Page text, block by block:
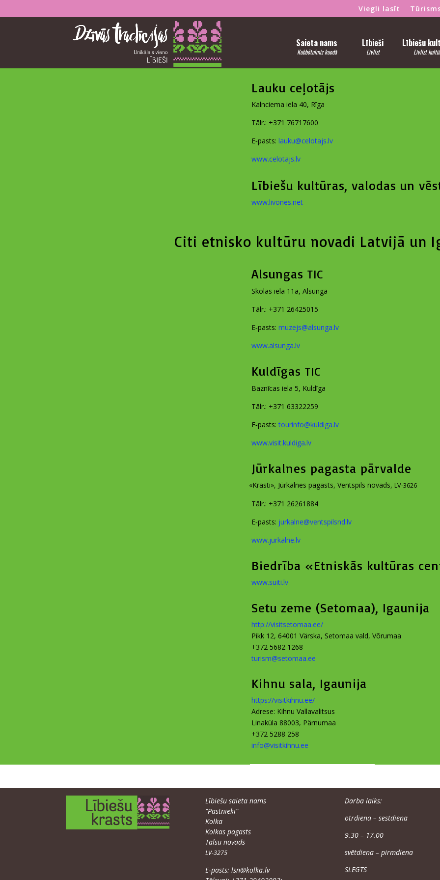
Viegli lasīt
Saieta nams
Kubbõtulmiz kuodā
Lībieši
Līvlizt
Lībiešu
Līvlizt
Lauku ceļotājs
Kal­ncie­ma iela 40, Rīga
Tālr.: +371 76717600
E‑pasts:lauku@​celotajs.​lv
www​.celo​tajs​.lv
Lībiešu kultūras, valodas un
www​.livo​nes​.net
Citi etnisko kultūru novadi Latvijā un
AlsungasTIC
Sko­las iela 11a, Alsunga
Tālr.: +371 26425015
E‑pasts:muzejs@​alsunga.​lv
www​.alsun​ga​.lv
KuldīgasTIC
Baz­nī­cas iela 5, Kuldīga
Tālr.: +371 63322259
E‑pasts:tourinfo@​kuldiga.​lv
www​.vis​it​.kul​di​ga​.lv
Jūrkalnes pagasta pārvalde
«Kras­ti», Jūr­kal­nes pagasts, Ventspils novads, LV-3626
Tālr.: +371 26261884
E‑pasts: jurkalne@​ventspilsnd.​lv
www​.jur​kal​ne​.lv
Biedrība «Etniskās kultūras
www​.sui​ti​.lv
Setu zeme (Setomaa), Igaunija
http://​vis​it​se​to​maa​.ee/
Pikk 12, 64001 Värska, Seto­maa vald, Võrumaa
+372 5682 1268
turism@​setomaa.​ee
Kihnu sala, Igaunija
https://​vis​itkihnu​.ee/
Adre­se: Kihnu Vallavalitsus
Linaküla 88003, Pärnumaa
+372 5288 258
info@​visitkihnu.​ee
Lībie­šu saie­ta nams
“Pastnie­ki”
Kolka
Kol­kas pagasts
Tal­su novads
LV-3275
E‑pasts: lsn@​kolka.​lv
Dar­ba laiks:
otrdie­na – sestdiena
9.30 – 17.00
svēt­die­na – pirmdiena
SLĒGTS